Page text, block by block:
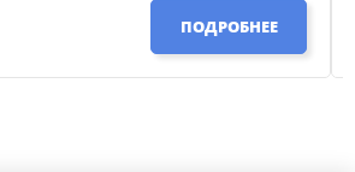
ПОДРОБНЕЕ